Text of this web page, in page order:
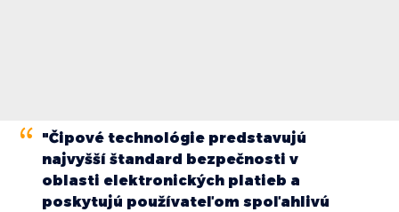
"Čipové technológie predstavujú
najvyšší štandard bezpečnosti v
oblasti elektronických platieb a
poskytujú používateľom spoľahlivú